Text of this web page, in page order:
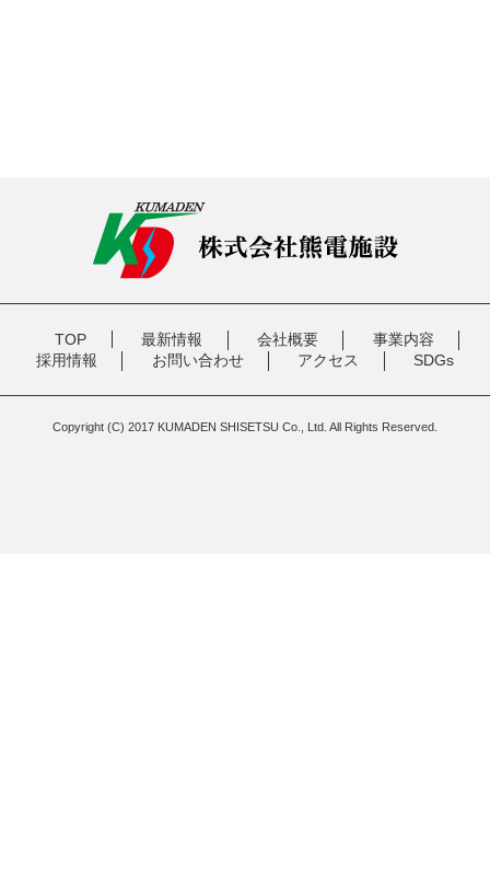
TOP 最新情報 会社概要
事業内容
採用情報
お問い合わせ アクセス SDGs
Copyright (C) 2017 KUMADEN SHISETSU Co., Ltd. All Rights Reserved.